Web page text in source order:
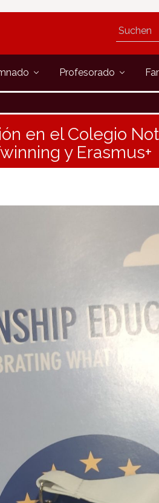
Profesorado
en el Colegio
y Erasmus+